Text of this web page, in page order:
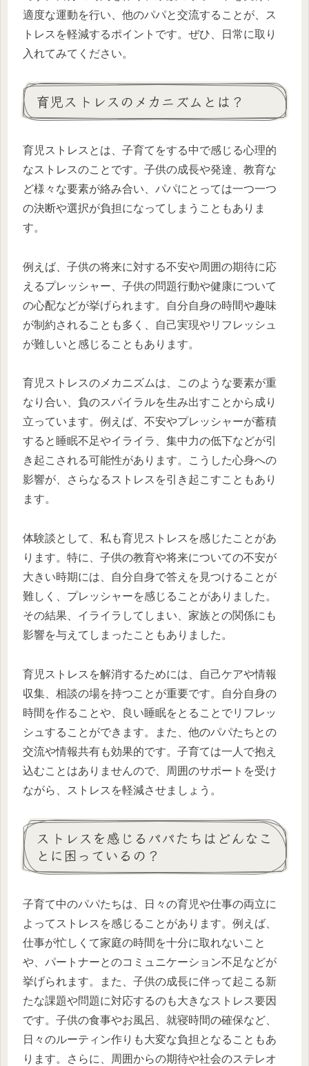
適度な運動を行い、他のパパと交流することが、ス
トレスを軽減するポイントです。ぜひ、日常に取り
入れてみてください。
育児ストレスのメカニズムとは？
育児ストレスとは、子育てをする中で感じる心理的
なストレスのことです。子供の成長や発達、教育な
ど様々な要素が絡み合い、パパにとっては一つ一つ
の決断や選択が負担になってしまうこともありま
す。
例えば、子供の将来に対する不安や周囲の期待に応
えるプレッシャー、子供の問題行動や健康について
の心配などが挙げられます。自分自身の時間や趣味
が制約されることも多く、自己実現やリフレッシュ
が難しいと感じることもあります。
育児ストレスのメカニズムは、このような要素が重
なり合い、負のスパイラルを生み出すことから成り
立っています。例えば、不安やプレッシャーが蓄積
すると睡眠不足やイライラ、集中力の低下などが引
き起こされる可能性があります。こうした心身への
影響が、さらなるストレスを引き起こすこともあり
ます。
体験談として、私も育児ストレスを感じたことがあ
ります。特に、子供の教育や将来についての不安が
大きい時期には、自分自身で答えを見つけることが
難しく、プレッシャーを感じることがありました。
その結果、イライラしてしまい、家族との関係にも
影響を与えてしまったこともありました。
育児ストレスを解消するためには、自己ケアや情報
収集、相談の場を持つことが重要です。自分自身の
時間を作ることや、良い睡眠をとることでリフレッ
シュすることができます。また、他のパパたちとの
交流や情報共有も効果的です。子育ては一人で抱え
込むことはありませんので、周囲のサポートを受け
ながら、ストレスを軽減させましょう。
ストレスを感じるパパたちはどんなこ
とに困っているの？
子育て中のパパたちは、日々の育児や仕事の両立に
よってストレスを感じることがあります。例えば、
仕事が忙しくて家庭の時間を十分に取れないこと
や、パートナーとのコミュニケーション不足などが
挙げられます。また、子供の成長に伴って起こる新
たな課題や問題に対応するのも大きなストレス要因
です。子供の食事やお風呂、就寝時間の確保など、
日々のルーティン作りも大変な負担となることもあ
ります。さらに、周囲からの期待や社会のステレオ